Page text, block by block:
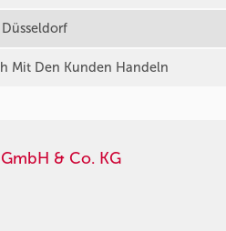
Mit Den Kunden Handeln
& Co. KG